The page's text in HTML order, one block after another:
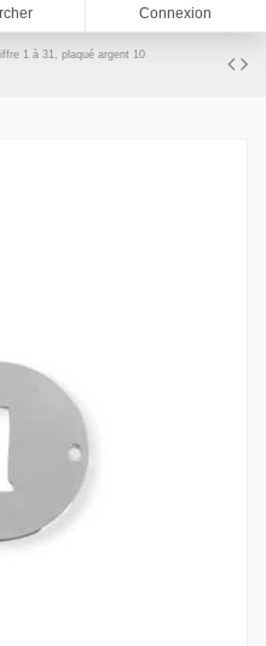
Connexion
1 à 31, plaqué argent 10